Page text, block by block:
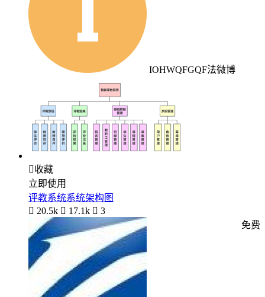
IOHWQFGQF法微博
收藏
立即使用
评教系统系统架构图
 20.5k  17.1k  3
免费